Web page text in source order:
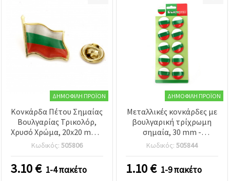
άλλων με
τη βοήθεια
συνεργατών
αναλύσεις
χρησιμοποιήσετε
όλα τα
cookies
ΔΗΜΟΦΙΛΉ ΠΡΟΪΌΝ
Κονκάρδα Πέτου Σημαίας
Βουλγαρίας Τρικολόρ,
Χρυσό Χρώμα, 20x20 mm -
Συσκευασία 12 τεμ.
Κωδικός: 505806
3.10€ 1-4 πακέτο
ΔΗΜΟΦΙΛΉ ΠΡΟΪΌΝ
Μεταλλικές κονκάρδες με
βουλγαρική τρίχρωμη
σημαία, 30 mm -
Συσκευασία 10 τεμ.
Κωδικός: 505844
1.10€ 1-9 πακέτο